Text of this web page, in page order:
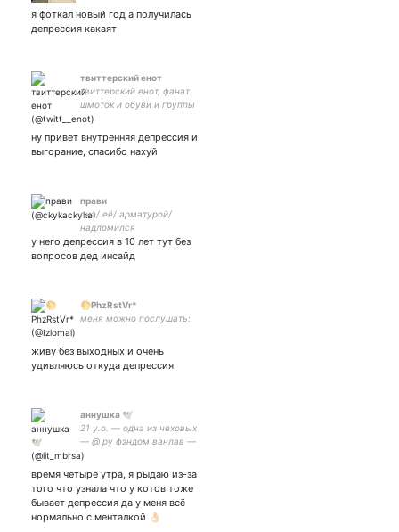
Эгалитаристка | Рисую |
Cis-girl | Radfem/PL/
я фоткал новый год а получилась
депрессия какаят
твиттерский енот
твиттерский енот, фанат
шмоток и обуви и группы
Пошлая Молли, писатель
твиттер и роллы
ну привет внутренняя депрессия и
выгорание, спасибо нахуй
прави
она/ её/ арматурой/
надломился
у него депрессия в 10 лет тут без
вопросов дед инсайд
🌕PhzRstVr*
меня можно послушать:
живу без выходных и очень
удивляюсь откуда депрессия
аннушка 🕊️
21 y.o. — одна из чеховых
— @ ру фэндом ванлав —
великие планы с —
время четыре утра, я рыдаю из-за
того что узнала что у котов тоже
бывает депрессия да у меня всё
нормально с менталкой 👌🏻